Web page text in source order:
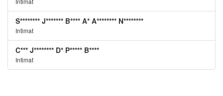
S******** J******* B**** A* A******** N********
Intimat
C*** J******** D* P***** B****
Intimat